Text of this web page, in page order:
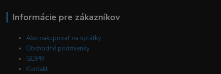
Informácie pre zákazníkov
Ako nakupovať na splátky
Obchodné podmienky
GDPR
Kontakt